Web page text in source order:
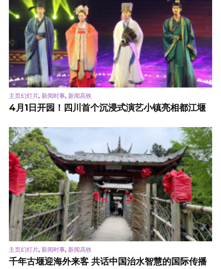
主页幻灯片, 新闻时事, 新闻高铁
4月1日开园！四川首个沉浸式演艺小镇亮相都江堰
主页幻灯片, 新闻时事, 新闻高铁
千年古堰迎海外来客 共话中国治水智慧的国际传播